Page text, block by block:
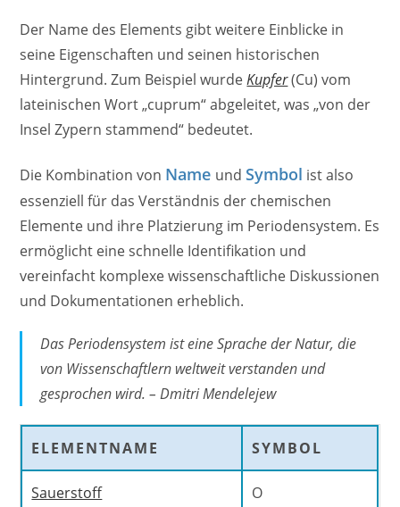
Der Name des Elements gibt weitere Einblicke in
seine Eigenschaften und seinen historischen
Hintergrund. Zum Beispiel wurdeKupfer(Cu) vom
lateinischen Wort „cuprum“ abgeleitet, was „von der
Insel Zypern stammend“ bedeutet.
Die Kombination von Name undSymbol ist also
essenziell für das Verständnis der chemischen
Elemente und ihre Platzierung im Periodensystem. Es
ermöglicht eine schnelle Identifikation und
vereinfacht komplexe wissenschaftliche Diskussionen
und Dokumentationen erheblich.
Das Periodensystem ist eine Sprache der Natur, die
von Wissenschaftlern weltweit verstanden und
gesprochen wird. – Dmitri Mendelejew
ELEMENTNAME SYMBOL
Sauerstoff O